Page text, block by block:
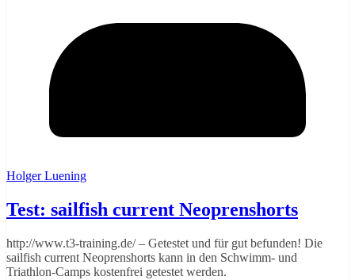
Holger Luening
Test: sailfish current Neoprenshorts
http://www.t3-training.de/ – Getestet und für gut befunden! Die
sailfish current Neoprenshorts kann in den Schwimm- und
Triathlon-Camps kostenfrei getestet werden.